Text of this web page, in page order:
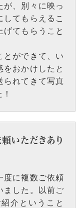
が、別々に映っ
てもらえるこ
げてもらうこと
とができて、い
をおかけしたと
られてきて写真
いただきあり
度に複数ご依頼
ました。以前ご
介ということ